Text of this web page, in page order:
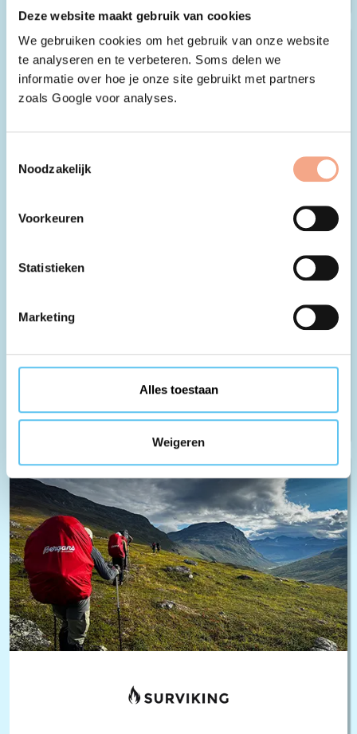
Deze website maakt gebruik van cookies
We gebruiken cookies om het gebruik van onze website
te analyseren en te verbeteren. Soms delen we
informatie over hoe je onze site gebruikt met partners
zoals Google voor analyses.
Noodzakelijk
Voorkeuren
Statistieken
Marketing
Alles toestaan
Weigeren
Waarom Brazilië Reis Specialist
Brazilië Reis Specialist (BRS) is opgericht in
2013 door Gustavo Lucena Lage…
Lees meer >